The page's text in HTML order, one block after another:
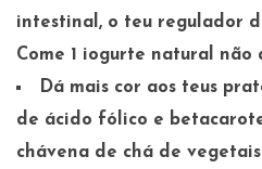
intestinal, o teu regulador
Come 1 iogurte natural não
Dá mais cor aos teus
de ácido fólico e
chávena de chá de